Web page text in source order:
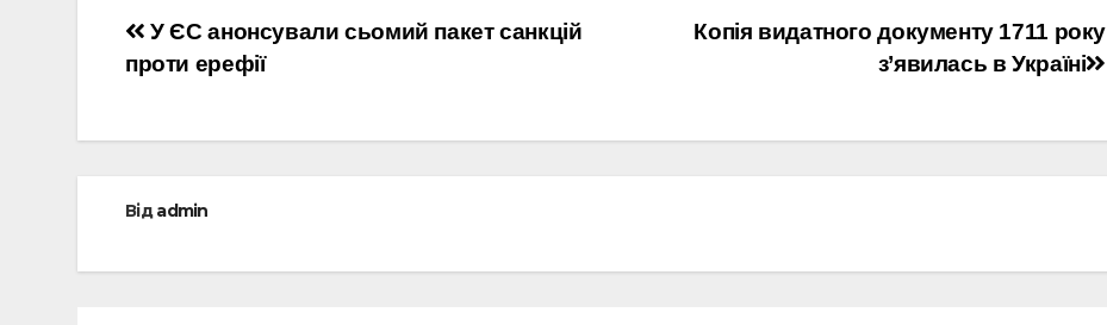
Навігація
записів
Копія видатного документу 1711 року
з’явилась в Україні
У ЄС анонсували сьомий пакет санкцій
проти ерефії
Відadmin